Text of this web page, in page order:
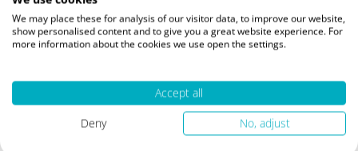
Inkl. 19% MwSt.,exkl.
Versandkosten
HINZUFÜGEN
Wir haben andere Produkte gefunden, die Ihnen gefallen
We may place these for analysis of our visitor data, to improve our website,
show personalised content and to give you a great website experience. For
more information about the cookies we use open the settings.
Accept all
Deny
No, adjust